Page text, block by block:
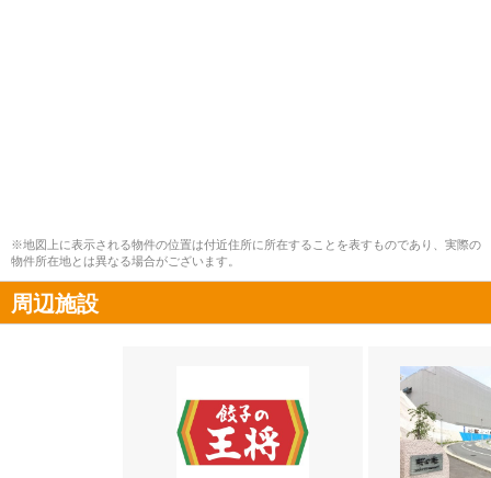
※地図上に表示される物件の位置は付近住所に所在することを表すものであり、実際の
物件所在地とは異なる場合がございます。
周辺施設